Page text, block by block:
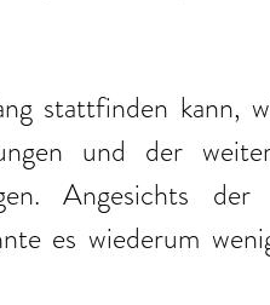
stattfinden kann,
und der
Angesichts der
es wiederum